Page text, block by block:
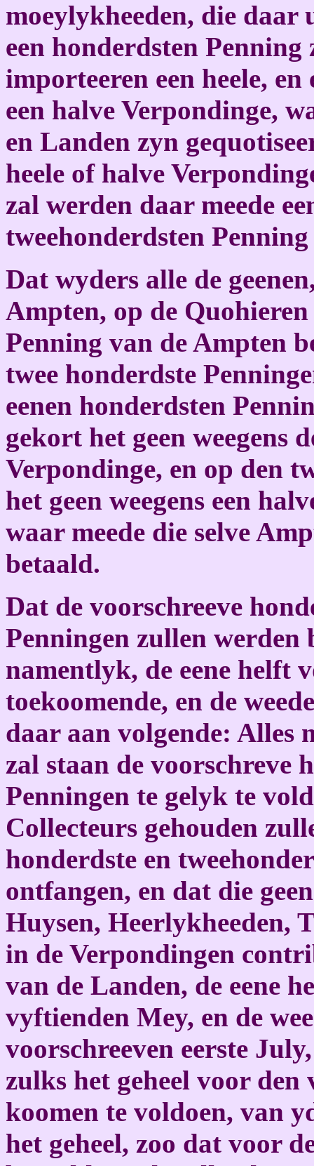
moeylykheeden, die daar
een honderdsten Penning
importeeren een heele,
een halve Verpondinge,
en Landen zyn
heele of halve
zal werden daar meede
tweehonderdsten
Dat wyders alle de
Ampten, op de
Penning van de Ampten
twee honderdste
eenen honderdsten
gekort het geen weegens
Verpondinge, en op den
het geen weegens een
waar meede die selve
betaald.
Dat de voorschreeve
Penningen zullen
namentlyk, de eene helft
toekoomende, en de
daar aan volgende: Alles
zal staan de voorschreve
Penningen te gelyk te
Collecteurs gehouden
honderdste en
ontfangen, en dat die
Huysen, Heerlykheeden,
in de Verpondingen
van de Landen, de eene
vyftienden Mey, en de
voorschreeven eerste
zulks het geheel voor
koomen te voldoen, van
het geheel, zoo dat voor